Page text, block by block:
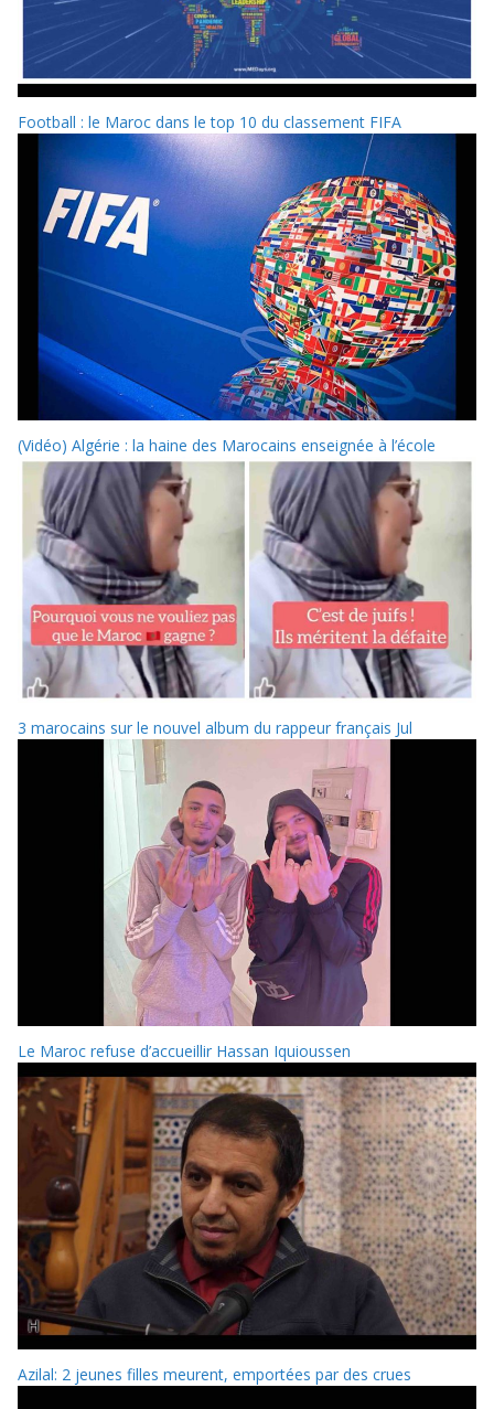
Football : le Maroc dans le top 10 du classement FIFA
(Vidéo) Algérie : la haine des Marocains enseignée à l’école
3 marocains sur le nouvel album du rappeur français Jul
Le Maroc refuse d’accueillir Hassan Iquioussen
Azilal: 2 jeunes filles meurent, emportées par des crues